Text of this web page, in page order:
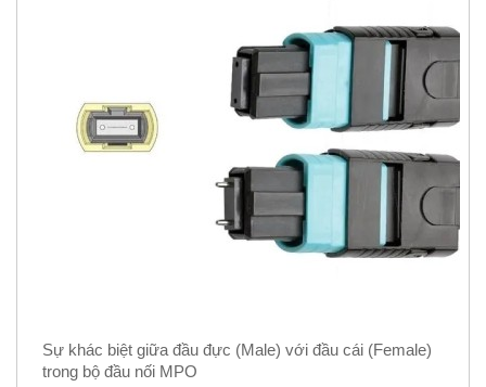
Sự khác biệt giữa đầu đực (Male) với đầu cái (Female)
trong bộ đầu nối MPO